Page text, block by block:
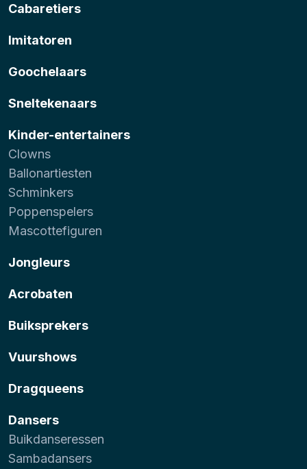
Cabaretiers
Imitatoren
Goochelaars
Sneltekenaars
Kinder-entertainers
Clowns
Ballonartiesten
Schminkers
Poppenspelers
Mascottefiguren
Jongleurs
Acrobaten
Buiksprekers
Vuurshows
Dragqueens
Dansers
Buikdanseressen
Sambadansers